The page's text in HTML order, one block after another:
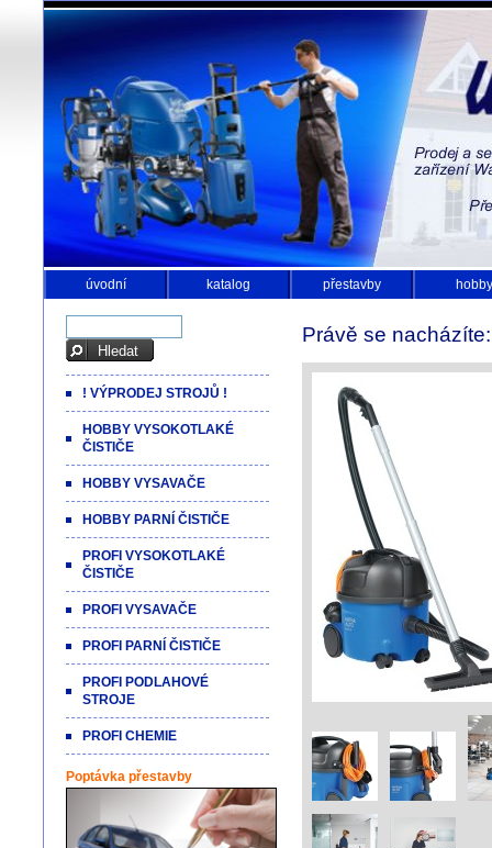
úvodní katalog přestavby hobby
Právě se
! VÝPRODEJ STROJŮ !
HOBBY VYSOKOTLAKÉ
ČISTIČE
HOBBY VYSAVAČE
HOBBY PARNÍ ČISTIČE
PROFI VYSOKOTLAKÉ
ČISTIČE
PROFI VYSAVAČE
PROFI PARNÍ ČISTIČE
PROFI PODLAHOVÉ
STROJE
PROFI CHEMIE
Poptávka přestavby